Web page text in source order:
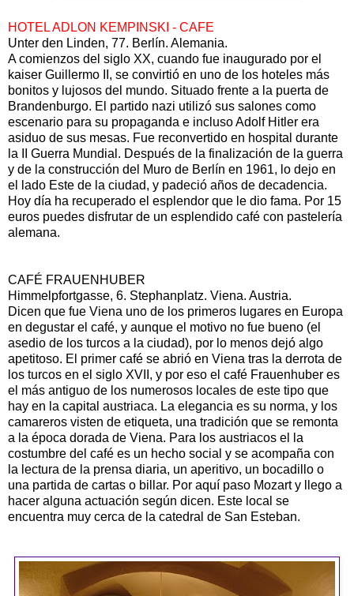
HOTEL ADLON KEMPINSKI - CAFE
Unter den Linden, 77. Berlín. Alemania.
A comienzos del siglo XX, cuando fue inaugurado por el
kaiser Guillermo II, se convirtió en uno de los hoteles más
bonitos y lujosos del mundo. Situado frente a la puerta de
Brandenburgo. El partido nazi utilizó sus salones como
escenario para su propaganda e incluso Adolf Hitler era
asiduo de sus mesas. Fue reconvertido en hospital durante
la II Guerra Mundial. Después de la finalización de la guerra
y de la construcción del Muro de Berlín en 1961, lo dejo en
el lado Este de la ciudad, y padeció años de decadencia.
Hoy día ha recuperado el esplendor que le dio fama. Por 15
euros puedes disfrutar de un esplendido café con pastelería
alemana.
CAFÉ FRAUENHUBER
Himmelpfortgasse, 6. Stephanplatz. Viena. Austria.
Dicen que fue Viena uno de los primeros lugares en Europa
en degustar el café, y aunque el motivo no fue bueno (el
asedio de los turcos a la ciudad), por lo menos dejó algo
apetitoso. El primer café se abrió en Viena tras la derrota de
los turcos en el siglo XVII, y por eso el café Frauenhuber es
el más antiguo de los numerosos locales de este tipo que
hay en la capital austriaca. La elegancia es su norma, y los
camareros visten de etiqueta, una tradición que se remonta
a la época dorada de Viena. Para los austriacos el la
costumbre del café es un hecho social y se acompaña con
la lectura de la prensa diaria, un aperitivo, un bocadillo o
una partida de cartas o billar. Por aquí paso Mozart y llego a
hacer alguna actuación según dicen. Este local se
encuentra muy cerca de la catedral de San Esteban.